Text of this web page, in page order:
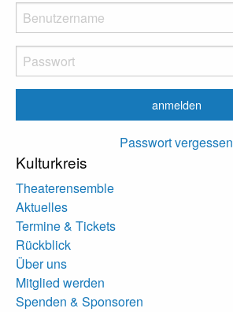
Passwort vergessen
Kulturkreis
Theaterensemble
Aktuelles
Termine & Tickets
Rückblick
Über uns
Mitglied werden
Spenden & Sponsoren